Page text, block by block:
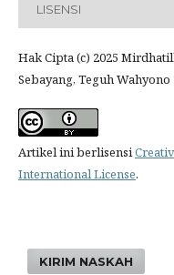
LISENSI
Hak Cipta (c) 2025
Sebayang, Teguh Wahyono
Artikel ini berlisensi
International License.
KIRIM NASKAH